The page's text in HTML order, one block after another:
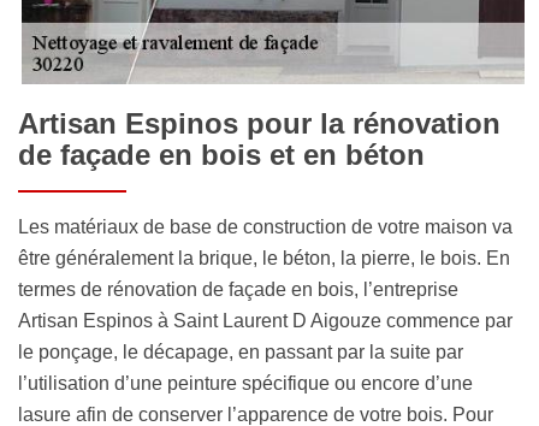
Artisan Espinos pour la rénovation
de façade en bois et en béton
Les matériaux de base de construction de votre maison va
être généralement la brique, le béton, la pierre, le bois. En
termes de rénovation de façade en bois, l’entreprise
Artisan Espinos à Saint Laurent D Aigouze commence par
le ponçage, le décapage, en passant par la suite par
l’utilisation d’une peinture spécifique ou encore d’une
lasure afin de conserver l’apparence de votre bois. Pour